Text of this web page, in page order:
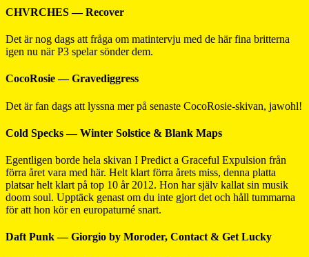
CHVRCHES — Recover
Det är nog dags att fråga om matintervju med de här fina britterna
igen nu när P3 spelar sönder dem.
CocoRosie — Gravediggress
Det är fan dags att lyssna mer på senaste CocoRosie-skivan, jawohl!
Cold Specks — Winter Solstice & Blank Maps
Egentligen borde hela skivan I Predict a Graceful Expulsion från
förra året vara med här. Helt klart förra årets miss, denna platta
platsar helt klart på top 10 år 2012. Hon har själv kallat sin musik
doom soul. Upptäck genast om du inte gjort det och håll tummarna
för att hon kör en europaturné snart.
Daft Punk — Giorgio by Moroder, Contact & Get Lucky